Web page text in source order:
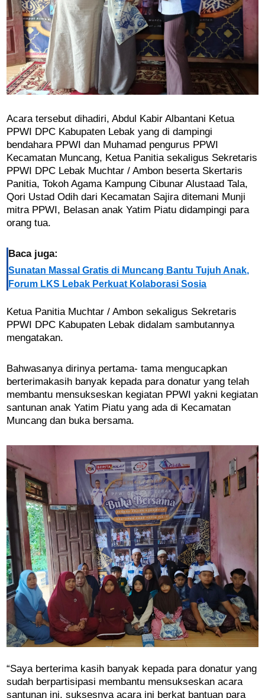
Acara tersebut dihadiri, Abdul Kabir Albantani Ketua
PPWI DPC Kabupaten Lebak yang di dampingi
bendahara PPWI dan Muhamad pengurus PPWI
Kecamatan Muncang, Ketua Panitia sekaligus Sekretaris
PPWI DPC Lebak Muchtar / Ambon beserta Skertaris
Panitia, Tokoh Agama Kampung Cibunar Alustaad Tala,
Qori Ustad Odih dari Kecamatan Sajira ditemani Munji
mitra PPWI, Belasan anak Yatim Piatu didampingi para
orang tua.
Baca juga:
Sunatan Massal Gratis di Muncang Bantu Tujuh Anak,
Forum LKS Lebak Perkuat Kolaborasi Sosia
Ketua Panitia Muchtar / Ambon sekaligus Sekretaris
PPWI DPC Kabupaten Lebak didalam sambutannya
mengatakan.
Bahwasanya dirinya pertama- tama mengucapkan
berterimakasih banyak kepada para donatur yang telah
membantu mensukseskan kegiatan PPWI yakni kegiatan
santunan anak Yatim Piatu yang ada di Kecamatan
Muncang dan buka bersama.
“Saya berterima kasih banyak kepada para donatur yang
sudah berpartisipasi membantu mensukseskan acara
santunan ini, suksesnya acara ini berkat bantuan para